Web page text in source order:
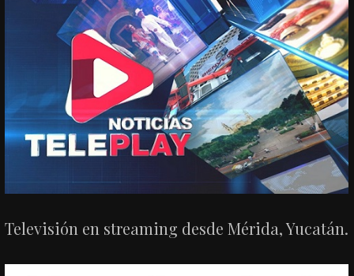
Televisión en streaming desde Mérida, Yucatán.